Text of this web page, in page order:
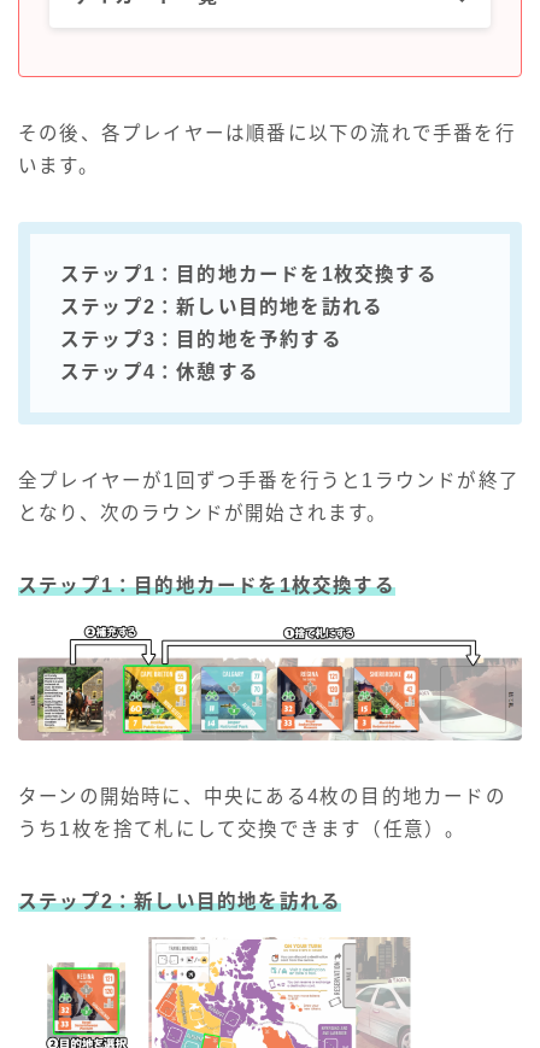
その後、各プレイヤーは順番に以下の流れで手番を行
います。
ステップ1：目的地カードを1枚交換する
ステップ2：新しい目的地を訪れる
ステップ3：目的地を予約する
ステップ4：休憩する
全プレイヤーが1回ずつ手番を行うと1ラウンドが終了
となり、次のラウンドが開始されます。
ステップ1：目的地カードを1枚交換する
ターンの開始時に、中央にある4枚の目的地カードの
うち1枚を捨て札にして交換できます（任意）。
ステップ2：新しい目的地を訪れる